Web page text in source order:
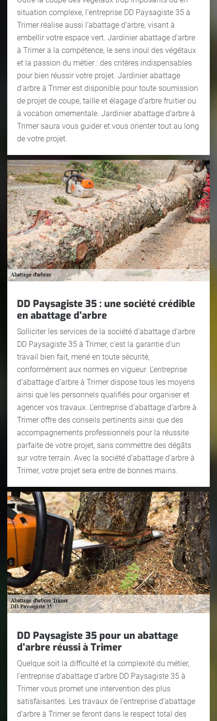
situation complexe, l’entreprise DD Paysagiste 35 à
Trimer réalise aussi l’abattage d’arbre, visant à
embellir votre espace vert. Jardinier abattage d’arbre
à Trimer a la compétence, le sens inouï des végétaux
et la passion du métier : des critères indispensables
pour bien réussir votre projet. Jardinier abattage
d’arbre à Trimer est disponible pour toute soumission
de projet de coupe, taille et élagage d’arbre fruitier ou
à vocation ornementale. Jardinier abattage d’arbre à
Trimer saura vous guider et vous orienter tout au long
de votre projet.
DD Paysagiste 35 : une société crédible
en abattage d’arbre
Solliciter les services de la société d’abattage d’arbre
DD Paysagiste 35 à Trimer, c’est la garantie d’un
travail bien fait, mené en toute sécurité,
conformément aux normes en vigueur. L’entreprise
d’abattage d’arbre à Trimer dispose tous les moyens
ainsi que les personnels qualifiés pour organiser et
agencer vos travaux. L’entreprise d’abattage d’arbre à
Trimer offre des conseils pertinents ainsi que des
accompagnements professionnels pour la réussite
parfaite de votre projet, sans commettre des dégâts
sur votre terrain. Avec la société d’abattage d’arbre à
Trimer, votre projet sera entre de bonnes mains.
DD Paysagiste 35 pour un abattage
d’arbre réussi à Trimer
Quelque soit la difficulté et la complexité du métier,
l’entreprise d’abattage d’arbre DD Paysagiste 35 à
Trimer vous promet une intervention des plus
satisfaisantes. Les travaux de l’entreprise d’abattage
d’arbre à Trimer se feront dans le respect total des